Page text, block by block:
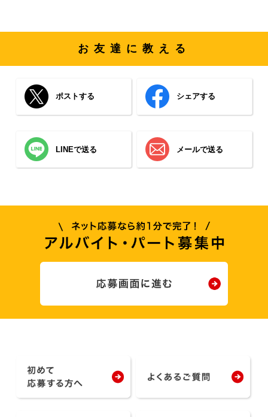
お友達に教える
ポストする シェアする
LINEで送る メールで送る